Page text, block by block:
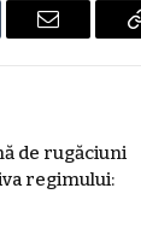
E-
de rugăciuni
regimului: